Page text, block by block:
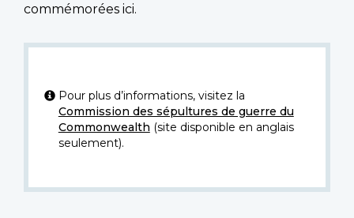
commémorées ici.
Pour plus d’informations, visitez la
Commission des sépultures de guerre du
Commonwealth (site disponible en anglais
seulement).